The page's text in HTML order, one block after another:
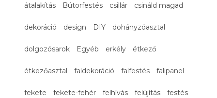
átalakítás Bútorfestés csillár csináld magad
dekoráció design DIY dohányzóasztal
dolgozósarok Egyéb erkély étkező
étkezőasztal faldekoráció falfestés falipanel
fekete fekete-fehér felhívás felújítás festés